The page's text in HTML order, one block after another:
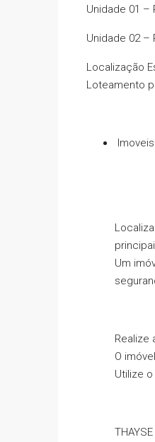
Unidade 01 –
Unidade 02 –
Localização
Loteamento
Um
Realize
O
Utilize